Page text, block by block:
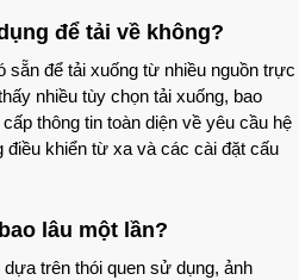
để tải về không?
để tải xuống từ nhiều nguồn trực
nhiều tùy chọn tải xuống, bao
thông tin toàn diện về yêu cầu hệ
điều khiển từ xa và các cài đặt cấu
lâu một lần?
trên thói quen sử dụng, ảnh